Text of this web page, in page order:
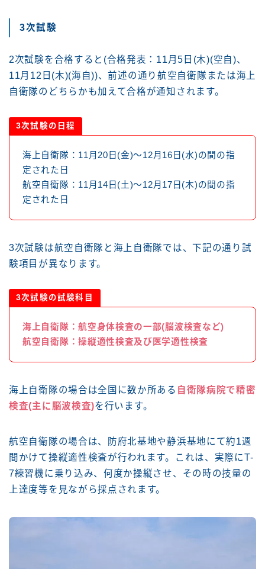
3次試験
2次試験を合格すると(合格発表：11月5日(木)(空自)、
11月12日(木)(海自))、前述の通り航空自衛隊または海上
自衛隊のどちらかも加えて合格が通知されます。
3次試験の日程
海上自衛隊：11月20日(金)～12月16日(水)の間の指
定された日
航空自衛隊：11月14日(土)～12月17日(木)の間の指
定された日
3次試験は航空自衛隊と海上自衛隊では、下記の通り試
験項目が異なります。
3次試験の試験科目
海上自衛隊：航空身体検査の一部(脳波検査など)
航空自衛隊：操縦適性検査及び医学適性検査
海上自衛隊の場合は全国に数か所ある 自衛隊病院で精密
検査(主に脳波検査)を行います。
航空自衛隊の場合は、防府北基地や静浜基地にて約1週
間かけて操縦適性検査が行われます。これは、実際にT-
7練習機に乗り込み、何度か操縦させ、その時の技量の
上達度等を見ながら採点されます。